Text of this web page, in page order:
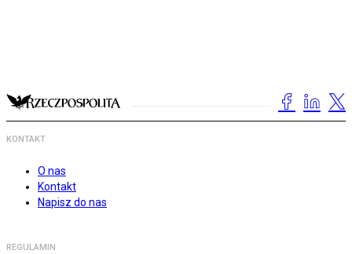
KONTAKT
O nas
Kontakt
Napisz do nas
REGULAMIN